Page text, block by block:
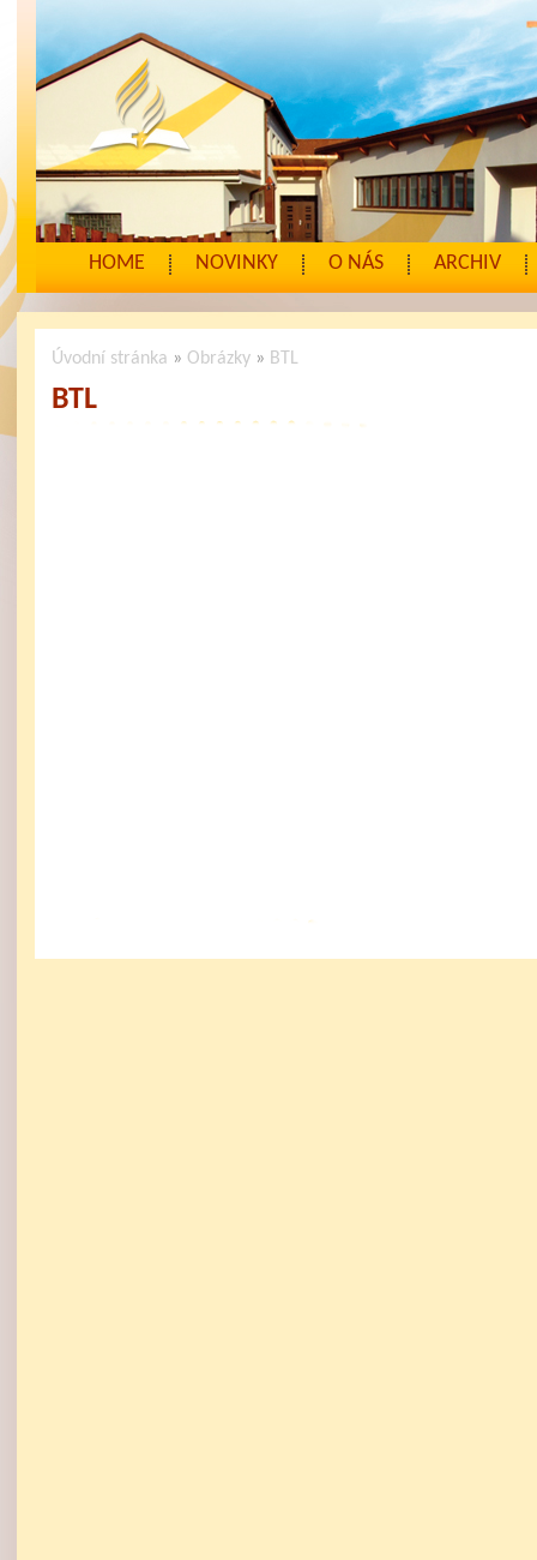
HOME NOVINKY O NÁS ARCHIV
Úvodní stránka » Obrázky » BTL
BTL